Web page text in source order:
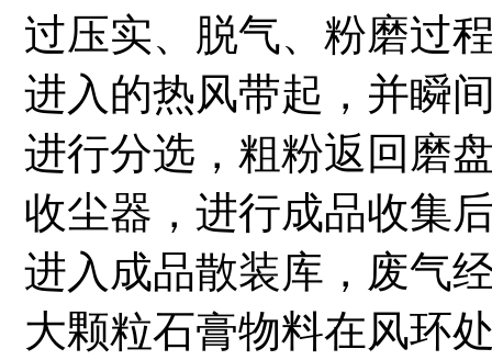
过压实、脱气、粉磨过
进入的热风带起，并瞬
进行分选，粗粉返回磨
收尘器，进行成品收集
进入成品散装库，废气
大颗粒石膏物料在风环